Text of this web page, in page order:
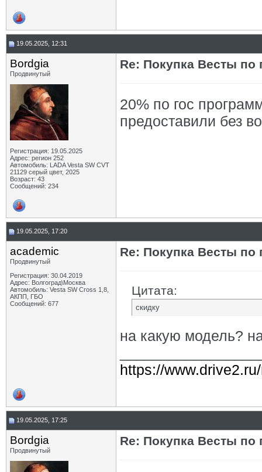
19.05.2025, 12:31
Bordgia
Продвинутый
Регистрация: 19.05.2025
Адрес: регион 252
Автомобиль: LADA Vesta SW CVT
21129 серый цвет, 2025
Возраст: 43
Сообщений: 234
Re: Покупка Весты по
20% по гос
предоставили без
19.05.2025, 17:20
academic
Продвинутый
Регистрация: 30.04.2019
Адрес: Волгоград\Москва
Автомобиль: Vesta SW Cross 1,8,
АКПП, ГБО
Сообщений: 677
Re: Покупка Весты по
Цитата:
скидку
на какую модель?
https://
19.05.2025, 17:25
Bordgia
Продвинутый
Re: Покупка Весты по